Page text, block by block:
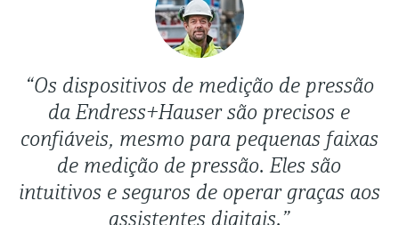
“Os dispositivos de medição de pressão
da Endress+Hauser são precisos e
confiáveis, mesmo para pequenas faixas
de medição de pressão. Eles são
intuitivos e seguros de operar graças aos
assistentes digitais.”